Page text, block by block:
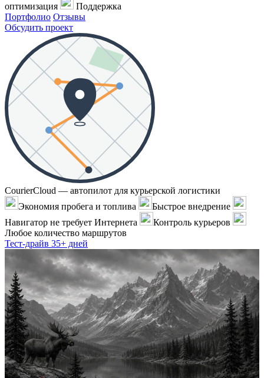
оптимизация
Поддержка
Портфолио Отзывы
Обсудить проект
CourierCloud — автопилот для курьерской логистики
Экономия пробега и топлива
Быстрое внедрение
Навигатор не требует Интернета
Контроль курьеров
Любое количество маршрутов
Тест-драйв 35+ дней